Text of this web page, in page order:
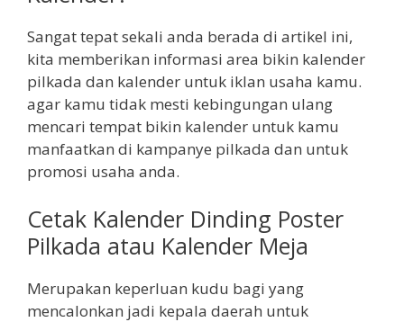
Sangat tepat sekali anda berada di artikel ini,
kita memberikan informasi area bikin kalender
pilkada dan kalender untuk iklan usaha kamu.
agar kamu tidak mesti kebingungan ulang
mencari tempat bikin kalender untuk kamu
manfaatkan di kampanye pilkada dan untuk
promosi usaha anda.
Cetak Kalender Dinding Poster
Pilkada atau Kalender Meja
Merupakan keperluan kudu bagi yang
mencalonkan jadi kepala daerah untuk